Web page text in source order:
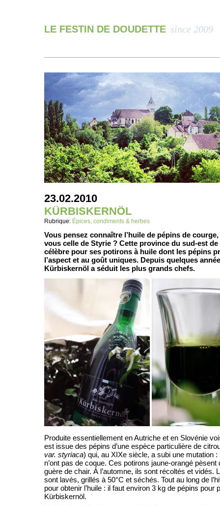
LE FESTIN DE DOUDETTE since 2009
23.02.2010
KÜRBISKERNÖL
Rubrique: Épices, condiments & herbes
Vous pensez connaître l’huile de pépins de
vous celle de Styrie ? Cette province du sud-est de
célèbre pour ses potirons à huile dont les pépins
l’aspect et au goût uniques. Depuis quelques
Kürbiskernöl a séduit les plus grands chefs.
Produite essentiellement en Autriche et en Slovénie
est issue des pépins d’une espèce particulière de
var. styriaca) qui, au XIXe siècle, a subi une mutation
n’ont pas de coque. Ces potirons jaune-orangé pèsent
guère de chair. À l’automne, ils sont récoltés et vidés.
sont lavés, grillés à 50°C et séchés. Tout au long de
pour obtenir l’huile : il faut environ 3 kg de pépins pour
Kürbiskernöl.